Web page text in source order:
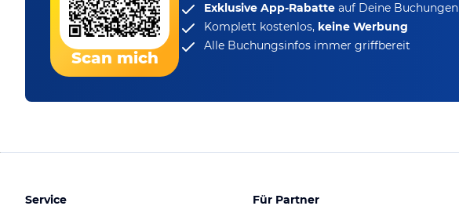
Scan mich
Exklusive App-Rabatte auf Deine Buchungen
Komplett kostenlos, keine Werbung
Alle Buchungsinfos immer griffbereit
Service Für Partner